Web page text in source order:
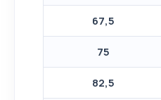
67,5
75
82,5